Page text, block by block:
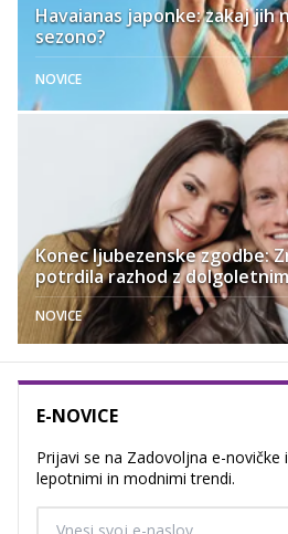
Havaianas japonke: zakaj jih
sezono?
NOVICE
Konec ljubezenske zgodbe:
potrdila razhod z
NOVICE
E-NOVICE
Prijavi se na Zadovoljna e-
lepotnimi in modnimi trendi.